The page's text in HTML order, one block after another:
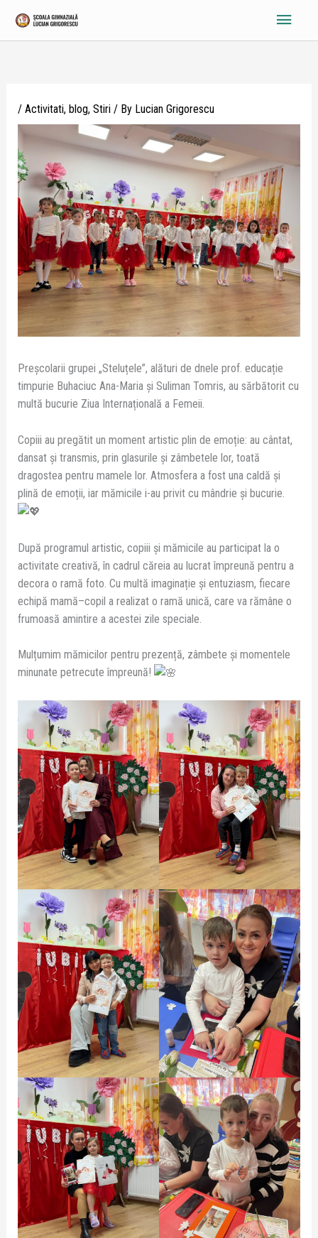
content
Main
/ Activitati, blog, Stiri/ By Lucian Grigorescu
Preșcolarii grupei „Steluțele”, alături de dnele prof. educație
timpurie Buhaciuc Ana-Maria și Suliman Tomris, au sărbătorit cu
multă bucurie Ziua Internațională a Femeii.
Copiii au pregătit un moment artistic plin de emoție: au cântat,
dansat și transmis, prin glasurile și zâmbetele lor, toată
dragostea pentru mamele lor. Atmosfera a fost una caldă și
plină de emoții, iar mămicile i-au privit cu mândrie și bucurie.
După programul artistic, copiii și mămicile au participat la o
activitate creativă, în cadrul căreia au lucrat împreună pentru a
decora o ramă foto. Cu multă imaginație și entuziasm, fiecare
echipă mamă–copil a realizat o ramă unică, care va rămâne o
frumoasă amintire a acestei zile speciale.
Mulțumim mămicilor pentru prezență, zâmbete și momentele
minunate petrecute împreună!